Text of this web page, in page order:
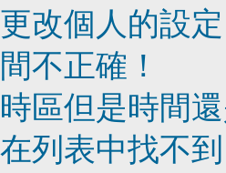
改個人的設
不正確！
區但是時間
列表中找不